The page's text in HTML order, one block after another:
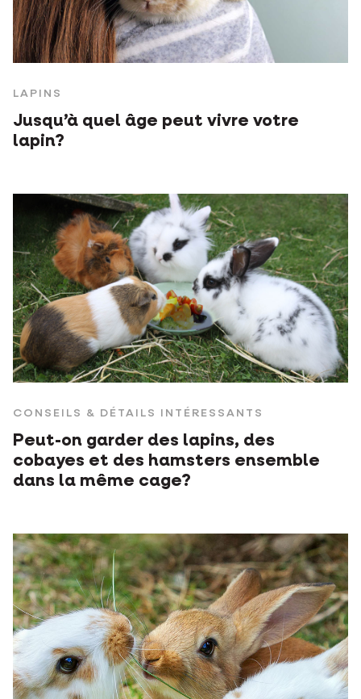
LAPINS
Jusqu’à quel âge peut vivre votre
lapin?
CONSEILS & DÉTAILS INTÉRESSANTS
Peut-on garder des lapins, des
cobayes et des hamsters ensemble
dans la même cage?